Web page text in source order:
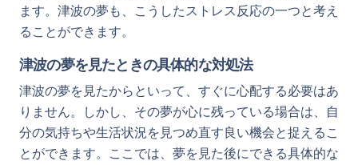
ます。津波の夢も、こうしたストレス反応の一つと考え
ることができます。
津波の夢を見たときの具体的な対処法
津波の夢を見たからといって、すぐに心配する必要はあ
りません。しかし、その夢が心に残っている場合は、自
分の気持ちや生活状況を見つめ直す良い機会と捉えるこ
とができます。ここでは、夢を見た後にできる具体的な